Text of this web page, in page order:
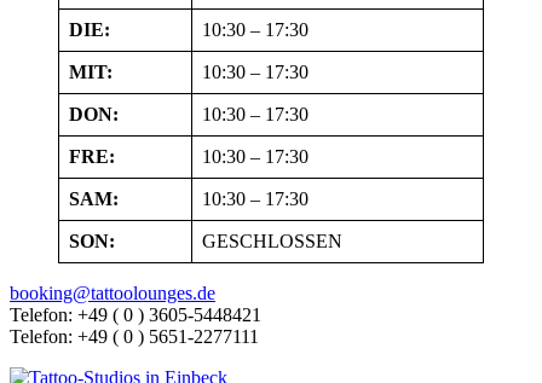
DIE: 10:30 – 17:30
MIT: 10:30 – 17:30
DON: 10:30 – 17:30
FRE: 10:30 – 17:30
SAM: 10:30 – 17:30
SON: GESCHLOSSEN
booking@tattoolounges.de
Telefon: +49 ( 0 ) 3605-5448421
Telefon: +49 ( 0 ) 5651-2277111